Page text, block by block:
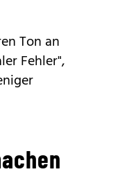
Ton an
Fehler",